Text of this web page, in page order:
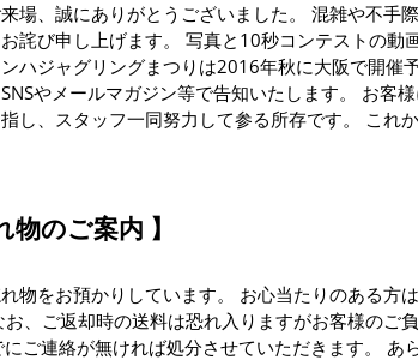
場、誠にありがとうございました。 混雑や不手
詫び申し上げます。 写真と10秒コンテストの動
ハジャグリングまつりは2016年秋に大阪で開催
やメールマガジン等で告知いたします。 お客
し、スタッフ一同努力して参る所存です。 これ
物のご案内
物をお預かりしています。 お心当たりのある方
お、ご返却時の送料は恐れ入りますがお客様のご
ご連絡が無ければ処分させていただきます。 あ